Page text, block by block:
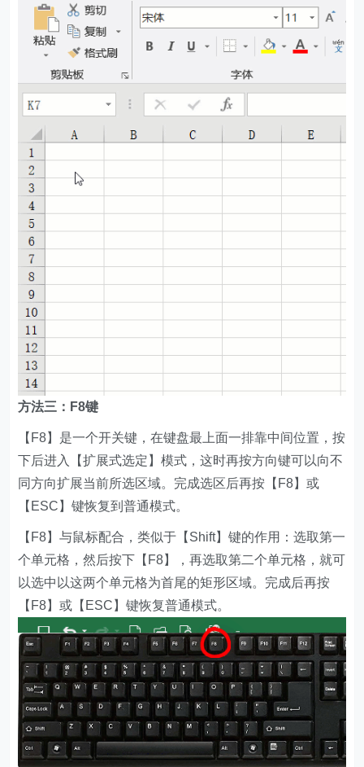
方法三：F8键
【F8】是一个开关键，在键盘最上面一排靠中间位置，按
下后进入【扩展式选定】模式，这时再按方向键可以向不
同方向扩展当前所选区域。完成选区后再按【F8】或
【ESC】键恢复到普通模式。
【F8】与鼠标配合，类似于【Shift】键的作用：选取第一
个单元格，然后按下【F8】，再选取第二个单元格，就可
以选中以这两个单元格为首尾的矩形区域。完成后再按
【F8】或【ESC】键恢复普通模式。